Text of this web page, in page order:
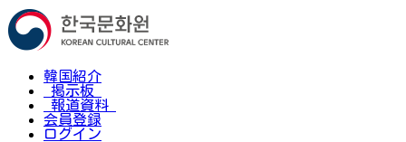
韓国紹介
掲示板
報道資料
会員登録
ログイン